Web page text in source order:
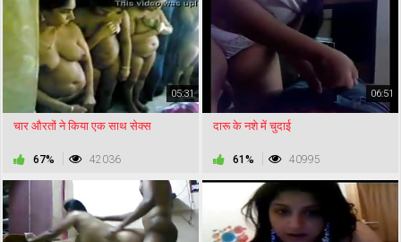
05:31
चार औरतों ने किया एक साथ सेक्स
67% 42036
06:51
दारू के नशे में चुदाई
61% 40995